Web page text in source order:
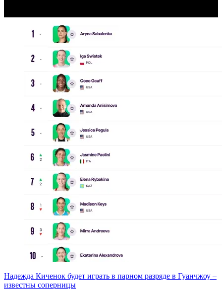
Надежда Киченок будет играть в парном разряде в Гуанчжоу –
известны соперницы